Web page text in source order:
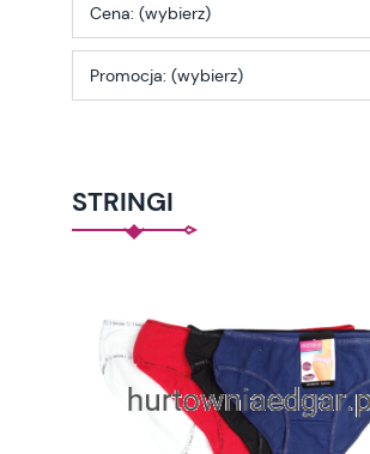
Cena: (wybierz)
Promocja: (wybierz)
STRINGI